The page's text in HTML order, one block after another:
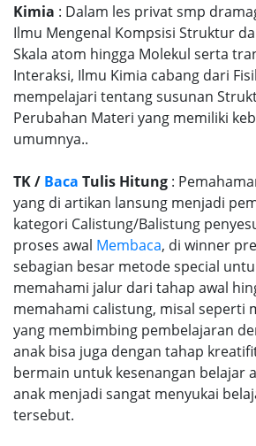
Kimia : Dalam les privat smp
Ilmu Mengenal Kompsisi Struktur
Skala atom hingga Molekul serta
Interaksi, Ilmu Kimia cabang dari
mempelajari tentang susunan
Perubahan Materi yang memiliki
umumnya..
TK / Baca Tulis Hitung :
yang di artikan lansung menjadi
kategori Calistung/Balistung
proses awal Membaca, di winner
sebagian besar metode special
memahami jalur dari tahap awal
memahami calistung, misal seperti
yang membimbing pembelajaran
anak bisa juga dengan tahap
bermain untuk kesenangan belajar
anak menjadi sangat menyukai
tersebut.